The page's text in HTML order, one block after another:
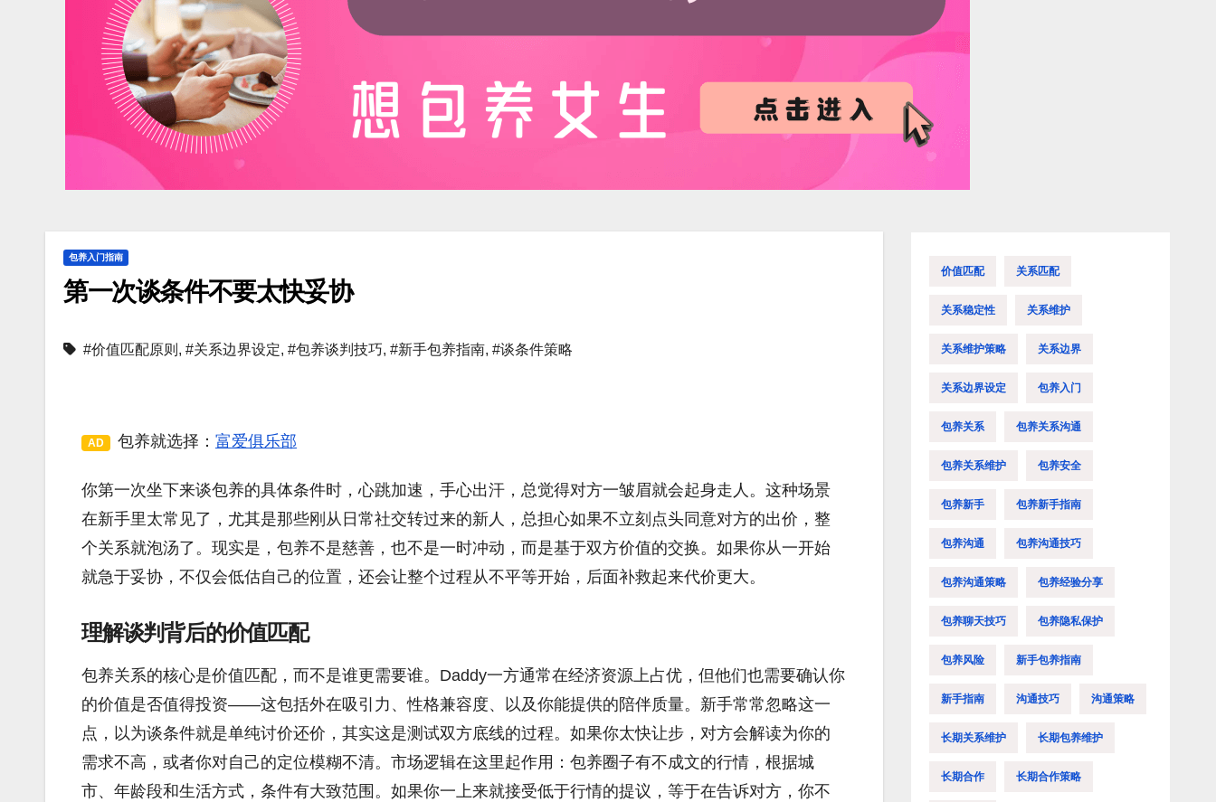
包养入门指南
第一次谈条件不要太快妥协
#价值匹配原则 , #关系边界设定, #包养谈判技巧, #新手包养指南, #谈条件策略
AD 包养就选择： 富爱俱乐部
你第一次坐下来谈包养的具体条件时，心跳加速，手心出汗，总觉得对方一皱眉就会起身走人。这种场景
在新手里太常见了，尤其是那些刚从日常社交转过来的新人，总担心如果不立刻点头同意对方的出价，整
个关系就泡汤了。现实是，包养不是慈善，也不是一时冲动，而是基于双方价值的交换。如果你从一开始
就急于妥协，不仅会低估自己的位置，还会让整个过程从不平等开始，后面补救起来代价更大。
理解谈判背后的价值匹配
包养关系的核心是价值匹配，而不是谁更需要谁。Daddy一方通常在经济资源上占优，但他们也需要确认你
的价值是否值得投资——这包括外在吸引力、性格兼容度、以及你能提供的陪伴质量。新手常常忽略这一
点，以为谈条件就是单纯讨价还价，其实这是测试双方底线的过程。如果你太快让步，对方会解读为你的
需求不高，或者你对自己的定位模糊不清。市场逻辑在这里起作用：包养圈子有不成文的行情，根据城
市、年龄段和生活方式，条件有大致范围。如果你一上来就接受低于行情的提议，等于在告诉对方，你不
价值匹配 关系匹配
关系稳定性 关系维护
关系维护策略 关系边界
关系边界设定 包养入门
包养关系 包养关系沟通
包养关系维护 包养安全
包养新手 包养新手指南
包养沟通 包养沟通技巧
包养沟通策略 包养经验分享
包养聊天技巧 包养隐私保护
包养风险 新手包养指南
新手指南 沟通技巧 沟通策略
长期关系维护 长期包养维护
长期合作 长期合作策略